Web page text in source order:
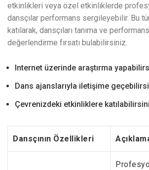
etkinlikleri veya özel etkinliklerde
dansçılar performans sergileyebilir. Bu
katılarak, dansçıları tanıma ve
değerlendirme fırsatı bulabilirsiniz.
Internet üzerinde araştırma
Dans ajanslarıyla iletişime
Çevrenizdeki etkinliklere
Dansçının Özellikleri